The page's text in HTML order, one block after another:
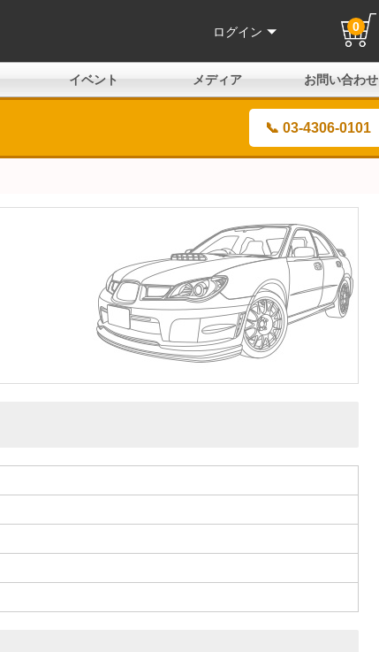
ログイン 0
イベント メディア お問い合わせ
📞 03-4306-0101